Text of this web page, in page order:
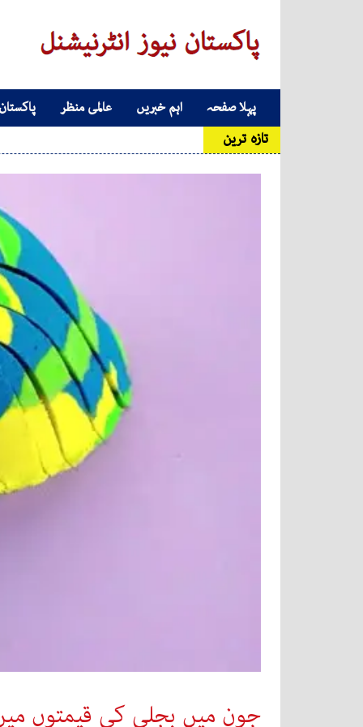
Main Navigationپہلا صفحہ اہم خبریں عالمی منظر پاکستان
تازہ ترین
جون میں بجلی کی قیمتوں میں